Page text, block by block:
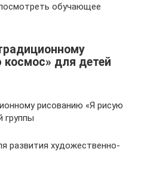
обучающее
для детей
рисованию «Я рисую
группы
развития художественно-